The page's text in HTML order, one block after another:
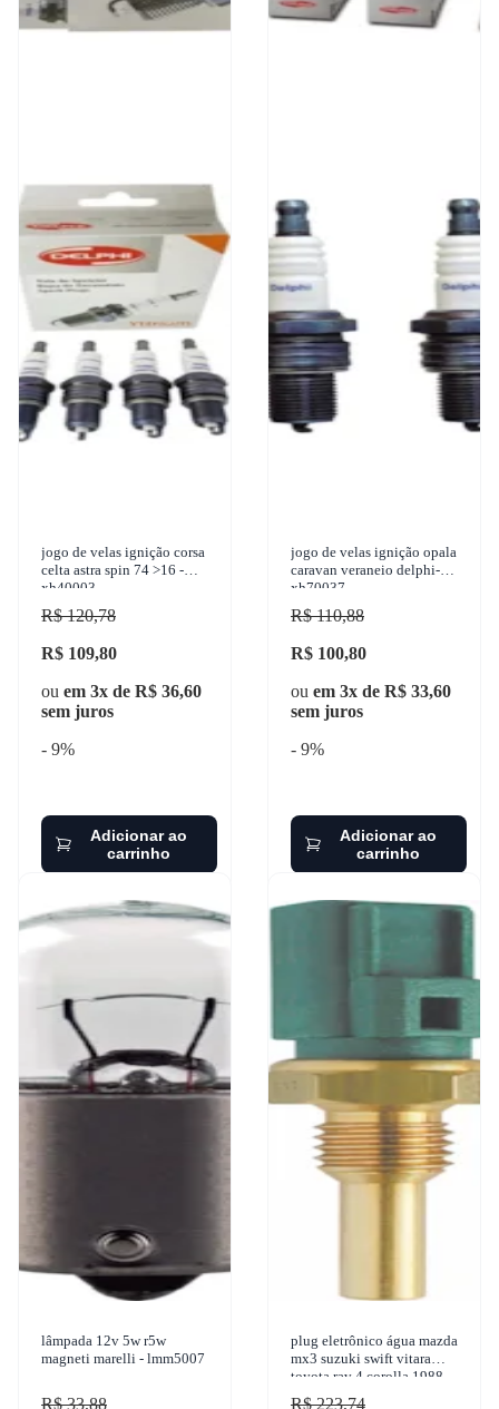
jogo de velas ignição corsa
celta astra spin 74 >16 -
xh40003
R$ 120,78
R$ 109,80
ou em 3x de R$ 36,60
sem juros
- 9%
Adicionar ao
carrinho
jogo de velas ignição opala
caravan veraneio delphi-
xh70037
R$ 110,88
R$ 100,80
ou em 3x de R$ 33,60
sem juros
- 9%
Adicionar ao
carrinho
lâmpada 12v 5w r5w
magneti marelli - lmm5007
R$ 33,88
plug eletrônico água mazda
mx3 suzuki swift vitara
toyota rav 4 corolla 1988-
2008 mte - 4027
R$ 223,74